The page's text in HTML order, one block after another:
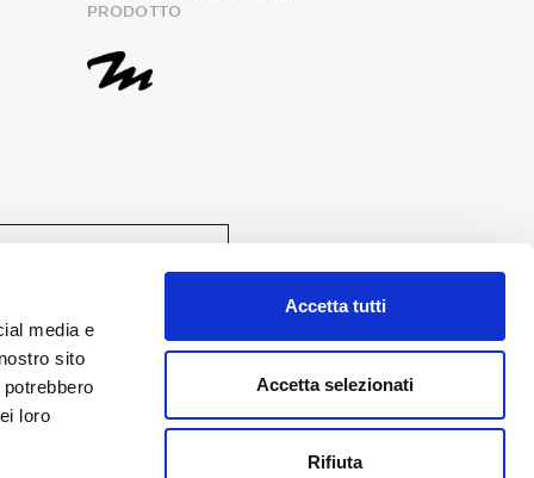
media e
sito
loro
Accetta tutti
Accetta selezionati
Rifiuta
PRODOTTO
e richiedo l’iscrizione alla